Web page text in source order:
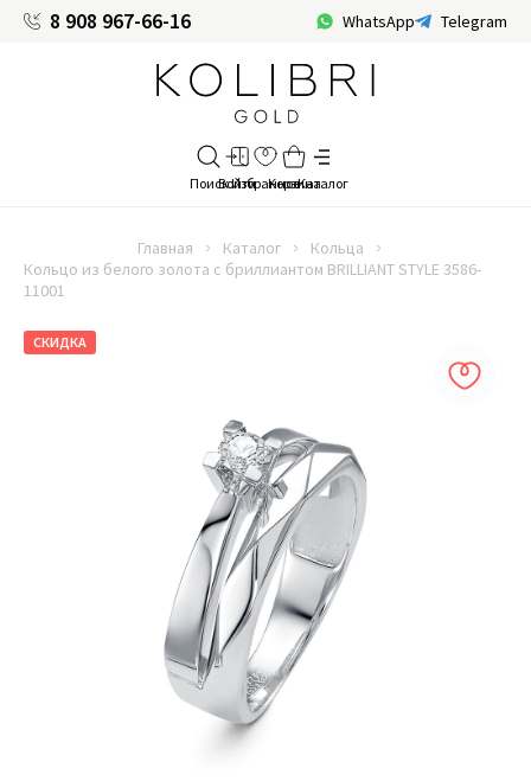
8 908 967-66-16 WhatsApp Telegram
Главная Каталог
Кольца
Кольцо из белого золота с бриллиантом BRILLIANT STYLE 3586-
11001
СКИДКА